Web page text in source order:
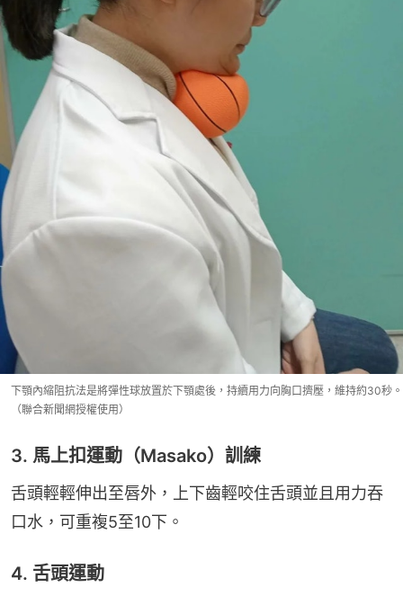
下顎內縮阻抗法是將彈性球放置於下顎處後，持續用力向胸口擠壓，維持約30秒。
（聯合新聞網授權使用）
3. 馬上扣運動（Masako）訓練
舌頭輕輕伸出至唇外，上下齒輕咬住舌頭並且用力吞
口水，可重複5至10下。
4. 舌頭運動